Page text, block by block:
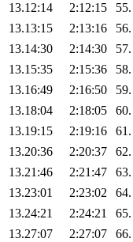
13.12:14
2:12:15 55.
13.13:15
2:13:16 56.
13.14:30
2:14:30 57.
13.15:35
2:15:36 58.
13.16:49
2:16:50 59.
13.18:04
2:18:05 60.
13.19:15
2:19:16 61.
13.20:36
2:20:37 62.
13.21:46
2:21:47 63.
13.23:01
2:23:02 64.
13.24:21
2:24:21 65.
13.27:07
2:27:07 66.